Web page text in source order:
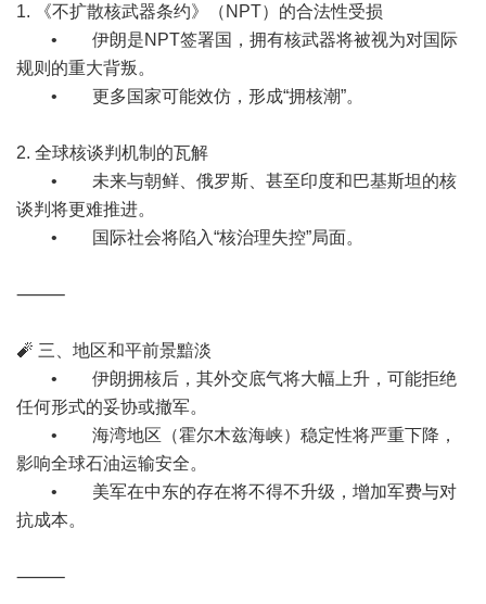
1. 《不扩散核武器条约》（NPT）的合法性受损
• 伊朗是NPT签署国，拥有核武器将被视为对国际
规则的重大背叛。
• 更多国家可能效仿，形成“拥核潮”。
2. 全球核谈判机制的瓦解
• 未来与朝鲜、俄罗斯、甚至印度和巴基斯坦的核
谈判将更难推进。
• 国际社会将陷入“核治理失控”局面。
⸻
🧨 三、地区和平前景黯淡
• 伊朗拥核后，其外交底气将大幅上升，可能拒绝
任何形式的妥协或撤军。
• 海湾地区（霍尔木兹海峡）稳定性将严重下降，
影响全球石油运输安全。
• 美军在中东的存在将不得不升级，增加军费与对
抗成本。
⸻